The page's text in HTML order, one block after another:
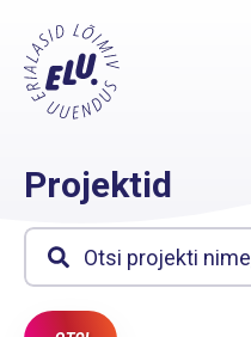
Projektid